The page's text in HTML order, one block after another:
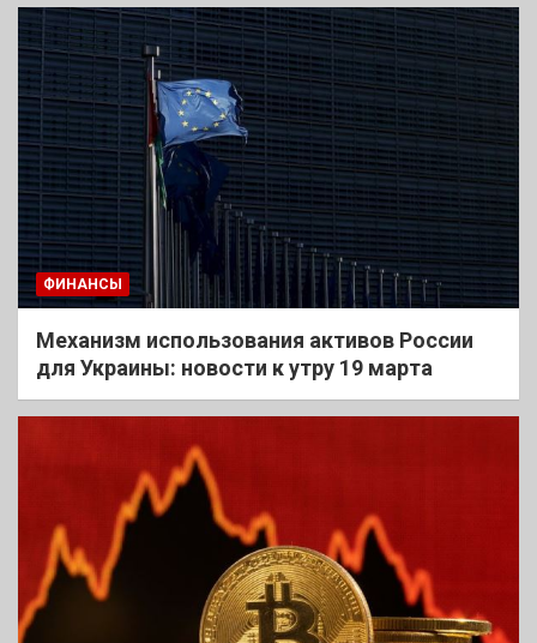
ФИНАНСЫ
Механизм использования активов России
для Украины: новости к утру 19 марта